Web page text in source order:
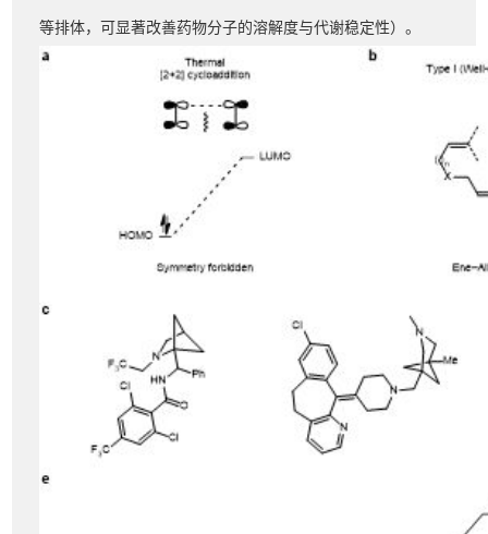
等排体，可显著改善药物分子的溶解度与代谢稳定性）。